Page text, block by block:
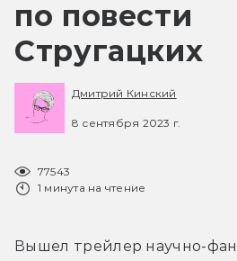
по повести
Стругацких
Дмитрий Кинский
8 сентября 2023 г.
77543
1 минута на чтение
Вышел трейлер научно-